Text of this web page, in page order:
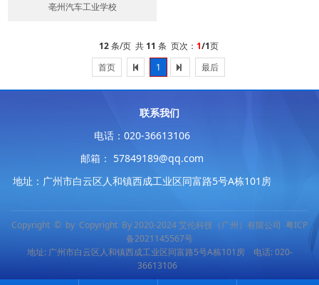
亳州汽车工业学校
12条/页 共 11 条 页次： 1/1页
首页
1 最后
联系我们
电话：020-36613106
邮箱： 57849189@qq.com
地址：广州市白云区人和镇西成工业区同富路5号A栋101房
Copyright © by Copyright By 2020-2024 艾伦科技（广州）有限公司 粤ICP
备2021145567号
地址: 广州市白云区人和镇西成工业区同富路5号A栋101房 电话: 020-
36613106